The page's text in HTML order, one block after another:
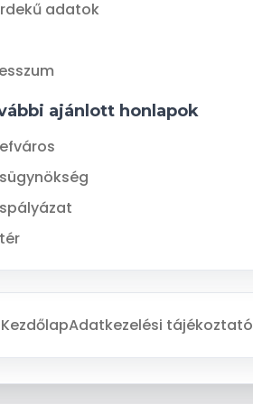
adatok
ajánlott honlapok
KezdőlapAdatkezelési tájékoztató